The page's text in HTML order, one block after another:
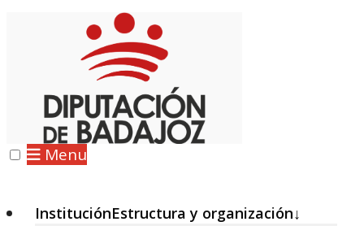
Menu
InstituciónEstructura y organización↓